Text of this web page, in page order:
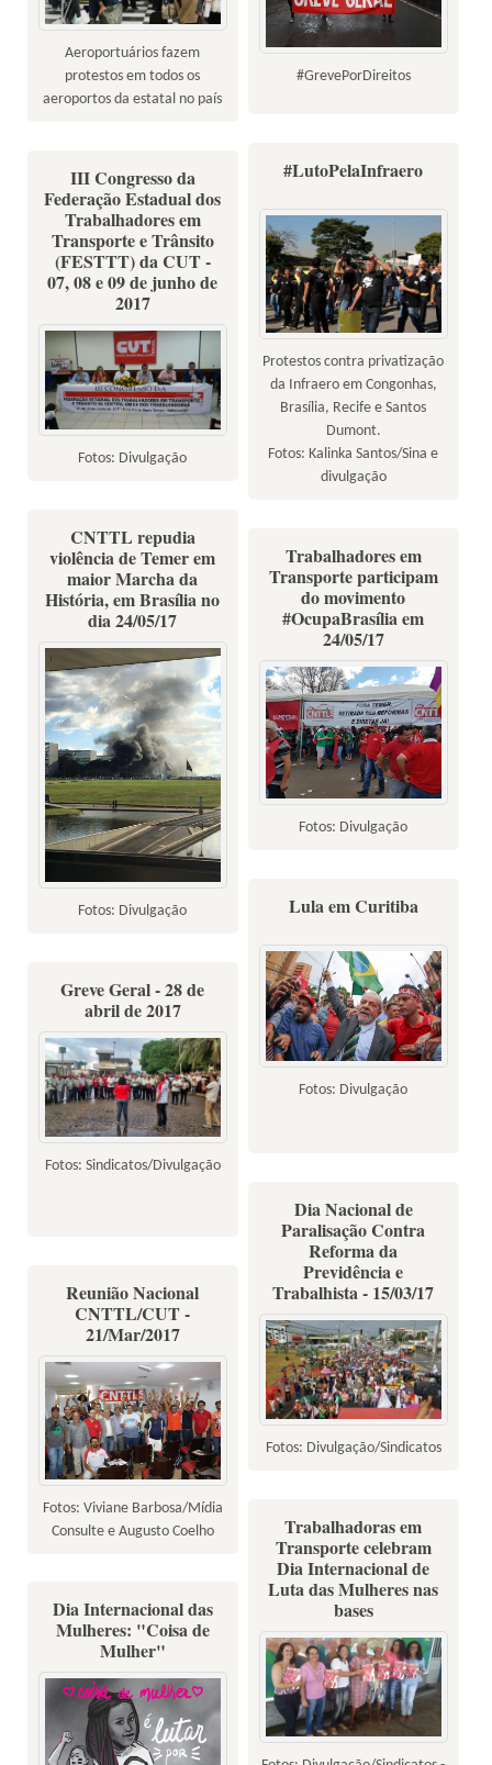
Aeroportuários fazem
protestos em todos os
aeroportos da estatal no país
#GrevePorDireitos
#LutoPelaInfraero
Protestos contra privatização
da Infraero em Congonhas,
Brasília, Recife e Santos
Dumont.
Fotos: Kalinka Santos/Sina e
divulgação
III Congresso da
Federação Estadual dos
Trabalhadores em
Transporte e Trânsito
(FESTTT) da CUT -
07, 08 e 09 de junho de
2017
Fotos: Divulgação
CNTTL repudia
violência de Temer em
maior Marcha da
História, em Brasília no
dia 24/05/17
Fotos: Divulgação
Trabalhadores em
Transporte participam
do movimento
#OcupaBrasília em
24/05/17
Fotos: Divulgação
Lula em Curitiba
Fotos: Divulgação
Greve Geral - 28 de
abril de 2017
Fotos: Sindicatos/Divulgação
Dia Nacional de
Paralisação Contra
Reforma da
Previdência e
Trabalhista - 15/03/17
Fotos: Divulgação/Sindicatos
Reunião Nacional
CNTTL/CUT -
21/Mar/2017
Fotos: Viviane Barbosa/Mídia
Consulte e Augusto Coelho
Trabalhadoras em
Transporte celebram
Dia Internacional de
Luta das Mulheres nas
bases
Dia Internacional das
Mulheres: "Coisa de
Mulher"